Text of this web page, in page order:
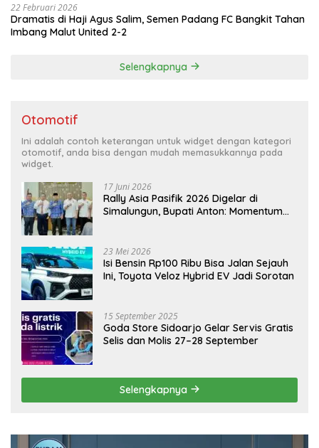
22 Februari 2026
Dramatis di Haji Agus Salim, Semen Padang FC Bangkit Tahan
Imbang Malut United 2-2
Selengkapnya
Otomotif
Ini adalah contoh keterangan untuk widget dengan kategori
otomotif, anda bisa dengan mudah memasukkannya pada
widget.
17 Juni 2026
Rally Asia Pasifik 2026 Digelar di
Simalungun, Bupati Anton: Momentum
23 Mei 2026
Isi Bensin Rp100 Ribu Bisa Jalan Sejauh
Ini, Toyota Veloz Hybrid EV Jadi Sorotan
15 September 2025
Goda Store Sidoarjo Gelar Servis Gratis
Selis dan Molis 27–28 September
Selengkapnya